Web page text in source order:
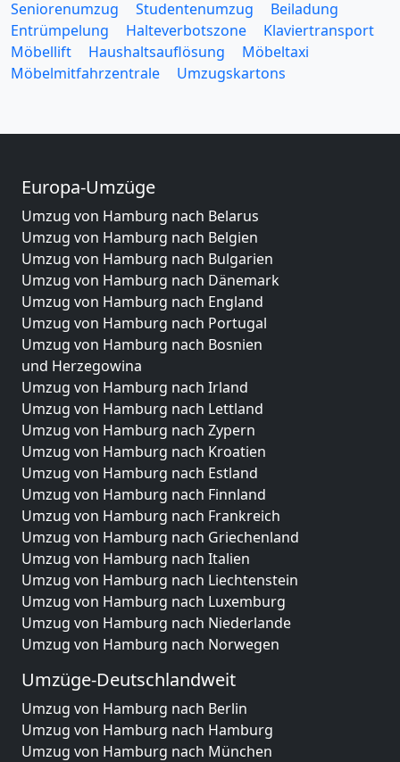
Seniorenumzug
Studentenumzug
Beiladung
Entrümpelung
Halteverbotszone
Klaviertransport
Möbellift
Haushaltsauflösung
Möbeltaxi
Möbelmitfahrzentrale
Umzugskartons
Europa-Umzüge
Umzug von Hamburg nach Belarus
Umzug von Hamburg nach Belgien
Umzug von Hamburg nach Bulgarien
Umzug von Hamburg nach Dänemark
Umzug von Hamburg nach England
Umzug von Hamburg nach Portugal
Umzug von Hamburg nach Bosnien
und Herzegowina
Umzug von Hamburg nach Irland
Umzug von Hamburg nach Lettland
Umzug von Hamburg nach Zypern
Umzug von Hamburg nach Kroatien
Umzug von Hamburg nach Estland
Umzug von Hamburg nach Finnland
Umzug von Hamburg nach Frankreich
Umzug von Hamburg nach Griechenland
Umzug von Hamburg nach Italien
Umzug von Hamburg nach Liechtenstein
Umzug von Hamburg nach Luxemburg
Umzug von Hamburg nach Niederlande
Umzug von Hamburg nach Norwegen
Umzüge-Deutschlandweit
Umzug von Hamburg nach Berlin
Umzug von Hamburg nach Hamburg
Umzug von Hamburg nach München